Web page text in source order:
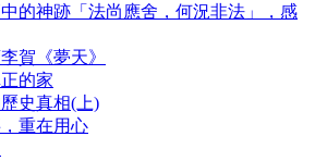
的神跡「法尚應舍，何況非法」，感
賀《夢天》
的家
史真相(上)
重在用心